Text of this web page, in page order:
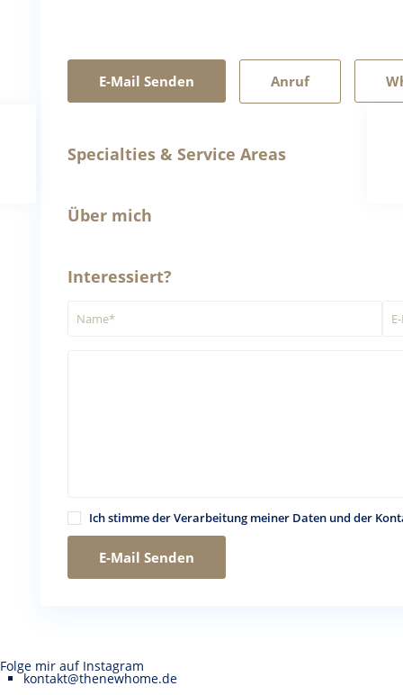
E-Mail Senden Anruf
Specialties & Service Areas
Über mich
Interessiert?
Ich stimme der Verarbeitung meiner Daten und der
Folge mir auf Instagram
kontakt@thenewhome.de